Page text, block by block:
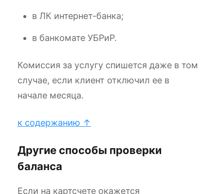
в ЛК интернет-банка;
в банкомате УБРиР.
Комиссия за услугу спишется даже в том
случае, если клиент отключил ее в
начале месяца.
к содержанию ↑
Другие способы проверки
баланса
Если на картсчете окажется